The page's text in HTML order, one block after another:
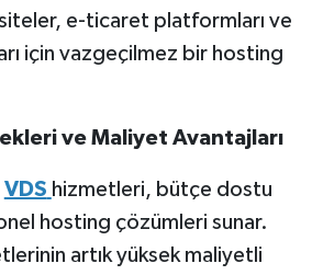
e-ticaret platformları ve
için vazgeçilmez bir hosting
ve Maliyet Avantajları
VDS hizmetleri, bütçe dostu
hosting çözümleri sunar.
artık yüksek maliyetli